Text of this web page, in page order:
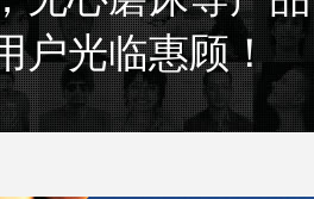
户光临惠顾！